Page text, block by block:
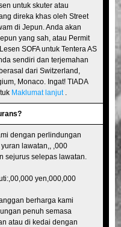
Osaka
untuk skuter atau
direka khas oleh Street
di Jepun. Anda akan
yang sah, atau Permit
SOFA untuk Tentera AS
sendiri dan terjemahan
dari Switzerland,
Monaco. Ingat! TIADA
Maklumat lanjut.
dengan perlindungan
lawatan,, ,000
sejurus selepas lawatan.
yen,000,000
berharga kami
penuh semasa
atau di kedai dengan